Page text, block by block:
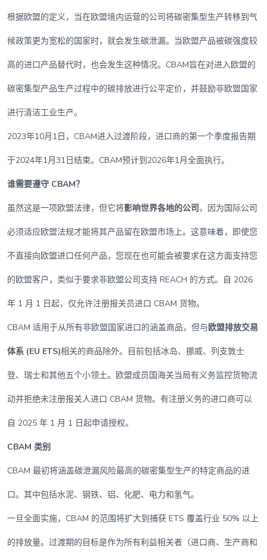
根据欧盟的定义，当在欧盟境内运营的公司将碳密集型生产转移到气
候政策更为宽松的国家时，就会发生碳泄漏。当欧盟产品被碳强度较
高的进口产品替代时，也会发生这种情况。CBAM旨在对进入欧盟的
碳密集型产品生产过程中的碳排放进行公平定价，并鼓励非欧盟国家
进行清洁工业生产。
2023年10月1日，CBAM进入过渡阶段，进口商的第一个季度报告期
于2024年1月31日结束。CBAM预计到2026年1月全面执行。
谁需要遵守 CBAM？
虽然这是一项欧盟法律，但它将影响世界各地的公司 ，因为国际公司
必须适应欧盟法规才能将其产品留在欧盟市场上。这意味着，即使您
不直接向欧盟进口任何产品，您现在也可能会被要求在这方面支持您
的欧盟客户，类似于要求非欧盟公司支持 REACH 的方式。自 2026
年 1 月 1 日起，仅允许注册报关员进口 CBAM 货物。
CBAM 适用于从所有非欧盟国家进口的涵盖商品，但与欧盟排放交易
体系 (EU ETS)相关的商品除外。目前包括冰岛、挪威、列支敦士
登、瑞士和其他五个小领土。欧盟成员国海关当局有义务监控货物流
动并拒绝未注册报关人进口 CBAM 货物。有注册义务的进口商可以
自 2025 年 1 月 1 日起申请授权。
CBAM 类别
CBAM 最初将涵盖碳泄漏风险最高的碳密集型生产的特定商品的进
口。其中包括水泥、钢铁、铝、化肥、电力和氢气。
一旦全面实施，CBAM 的范围将扩大到捕获 ETS 覆盖行业 50% 以上
的排放量。过渡期的目标是作为所有利益相关者（进口商、生产商和